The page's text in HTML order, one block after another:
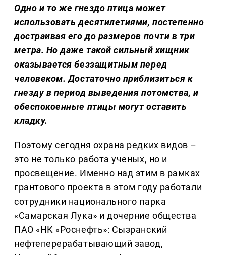
Одно и то же гнездо птица может
использовать десятилетиями, постепенно
достраивая его до размеров почти в три
метра. Но даже такой сильный хищник
оказывается беззащитным перед
человеком. Достаточно приблизиться к
гнезду в период выведения потомства, и
обеспокоенные птицы могут оставить
кладку.
Поэтому сегодня охрана редких видов –
это не только работа ученых, но и
просвещение. Именно над этим в рамках
грантового проекта в этом году работали
сотрудники национального парка
«Самарская Лука» и дочерние общества
ПАО «НК «Роснефть»: Сызранский
нефтеперерабатывающий завод,